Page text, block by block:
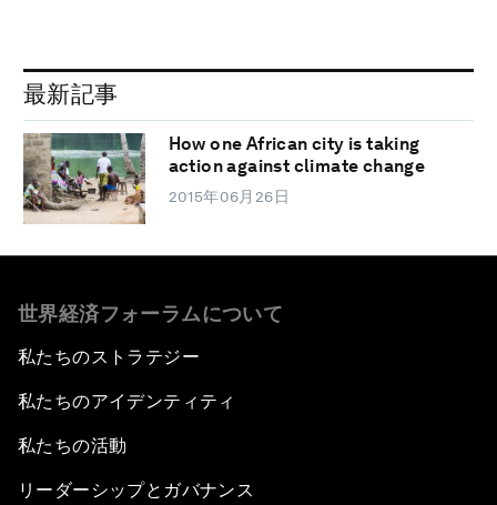
最新記事
How one African city is taking
action against climate change
2015年06月26日
世界経済フォーラムについて
私たちのストラテジー
私たちのアイデンティティ
私たちの活動
リーダーシップとガバナンス